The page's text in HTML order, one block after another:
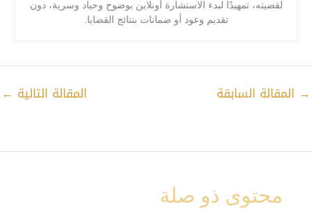
لقضيته، تمهيدًا لبدء الاستشارة أونلاين بوضوح وحياد وسرية، دون
تقديم وعود أو ضمانات بنتائج القضايا.
→ المقالة السابقة المقالة التالية ←
محتوى ذو صلة